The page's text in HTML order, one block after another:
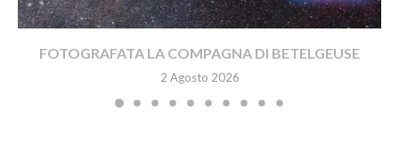
FOTOGRAFATA LA COMPAGNA DI BETELGEUSE
2 Agosto 2026